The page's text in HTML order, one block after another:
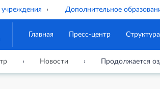
Дополнительное
Главная Пресс-центр Структура
Новости Продолжается